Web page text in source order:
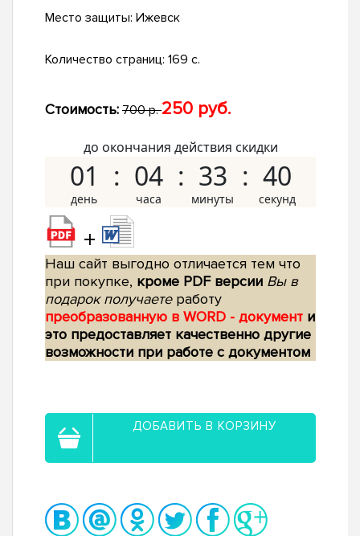
Место защиты: Ижевск
Количество страниц: 169 с.
Стоимость: 700 р.250 руб.
до окончания действия скидки
01 04 33 39
+
Наш сайт выгодно отличается тем что
при покупке, кроме PDF версии Вы в
подарок получаетеработу
преобразованную в WORD - документ и
это предоставляет качественно другие
возможности при работе с документом
ДОБАВИТЬ В КОРЗИНУ